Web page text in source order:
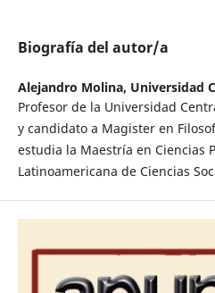
Biografía del autor/a
Alejandro Molina, Universidad
Profesor de la Universidad
y candidato a Magister en
estudia la Maestría en Ciencias
Latinoamericana de Ciencias